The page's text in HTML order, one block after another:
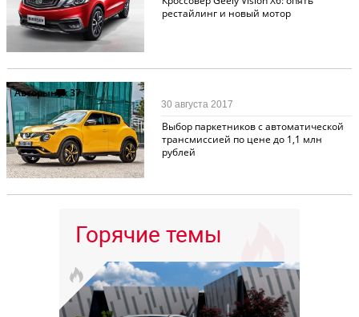
рестайлинг и новый мотор
Авторынок37
Выбор паркетников с автоматической
трансмиссией по цене до 1,1 млн
рублей
30 августа 2017
Горячие темы